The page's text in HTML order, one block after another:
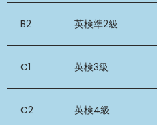
B2 英検準2級
C1 英検3級
C2 英検4級